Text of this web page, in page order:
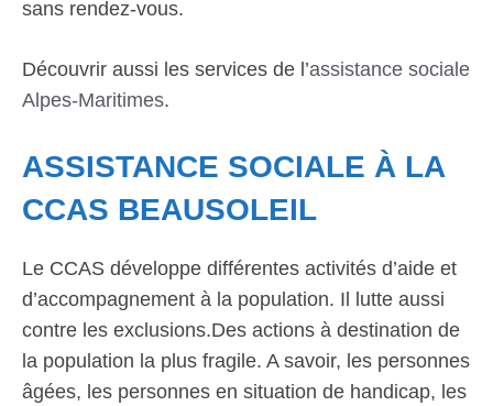
sans rendez-vous.
Découvrir aussi les services de l’assistance sociale
Alpes-Maritimes.
ASSISTANCE SOCIALE À LA
CCAS BEAUSOLEIL
Le CCAS développe différentes activités d’aide et
d’accompagnement à la population. Il lutte aussi
contre les exclusions.Des actions à destination de
la population la plus fragile. A savoir, les personnes
âgées, les personnes en situation de handicap, les